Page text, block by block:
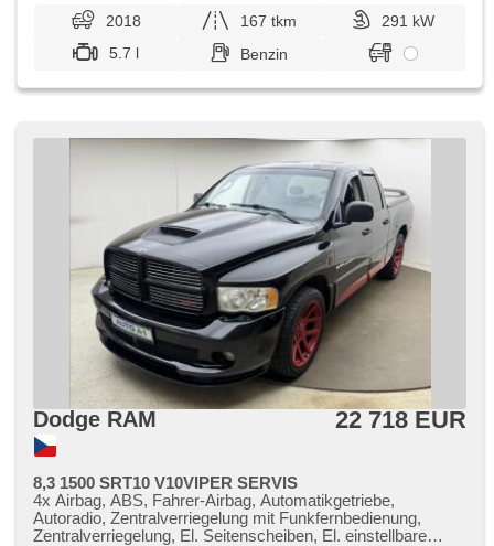
2018 167 tkm
291 kW
5.7 l
Benzin
Dodge RAM 22 718 EUR
8,3 1500 SRT10 V10VIPER SERVIS
4x Airbag, ABS, Fahrer-Airbag, Automatikgetriebe,
Autoradio, Zentralverriegelung mit Funkfernbedienung,
Zentralverriegelung, El. Seitenscheiben, El. einstellbare